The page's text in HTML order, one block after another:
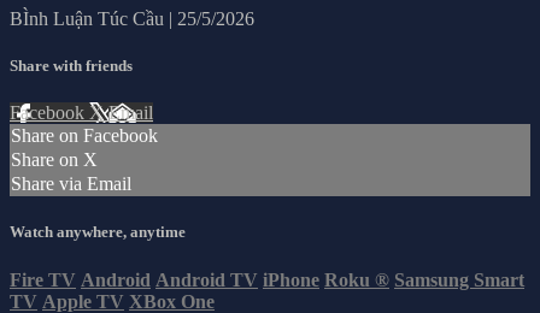
BÌnh Luận Túc Cầu | 25/5/2026
Share with friends
Facebook XEmail
Share on Facebook
Share on X
Share via Email
Watch anywhere, anytime
Fire TV Android Android TV iPhone Roku ® Samsung Smart
TV Apple TV XBox One